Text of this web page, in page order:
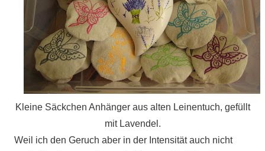
Kleine Säckchen Anhänger aus alten Leinentuch, gefüllt
mit Lavendel.
Weil ich den Geruch aber in der Intensität auch nicht